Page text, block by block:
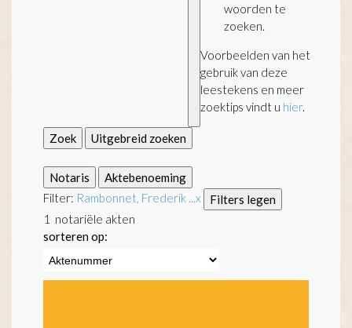
woorden te
zoeken.
Voorbeelden van het
gebruik van deze
leestekens en meer
zoektips vindt u hier.
Zoek Uitgebreid zoeken
Notaris
Aktebenoeming
Filter: Rambonnet, Frederik ... x
Filters legen
1 notariële akten
sorteren op: